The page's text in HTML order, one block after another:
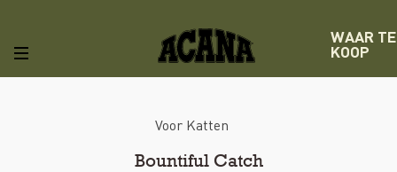
WAAR TE
KOOP
Voor Katten
Bountiful Catch